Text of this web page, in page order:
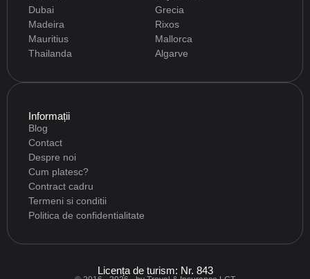
Dubai
Grecia
Madeira
Rixos
Mauritius
Mallorca
Thailanda
Algarve
Informații
Blog
Contact
Despre noi
Cum platesc?
Contract cadru
Termeni si conditii
Politica de confidentialitate
Licența de turism: Nr. 843